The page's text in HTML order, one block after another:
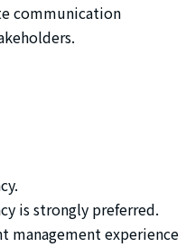
communication
is strongly preferred.
management experience